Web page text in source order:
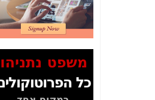
2" על תעלולי השר
משה כחלון -כאן
המשך חשיפת הבלוף
ששמו "מהפיכת
הסלולר" ואיך מסרסים
כאן